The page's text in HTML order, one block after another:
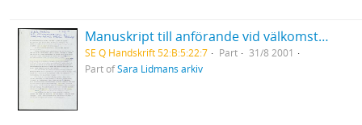
Manuskript till anförande vid välkomstceremoni för lärarhögskolans första årskurs (Aula Nordica, Umeå)
SE Q Handskrift 52:B:5:22:7 Part
31/8 2001
Part ofSara Lidmans arkiv